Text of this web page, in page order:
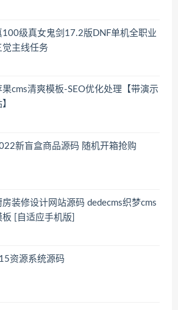
100级真女鬼剑17.2版DNF单机全职业
觉主线任务
果cms清爽模板-SEO优化处理【带演示
新盲盒商品源码 随机开箱抢购
房装修设计网站源码 dedecms织梦cms
板 [自适应手机版]
资源系统源码